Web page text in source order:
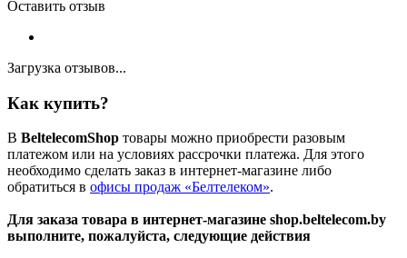
Оставить отзыв
Загрузка отзывов...
Как купить?
В BeltelecomShop товары можно приобрести разовым
платежом или на условиях рассрочки платежа. Для этого
необходимо сделать заказ в интернет-магазине либо
обратиться в офисы продаж «Белтелеком».
Для заказа товара в интернет-магазине shop.beltelecom.by
выполните, пожалуйста, следующие действия